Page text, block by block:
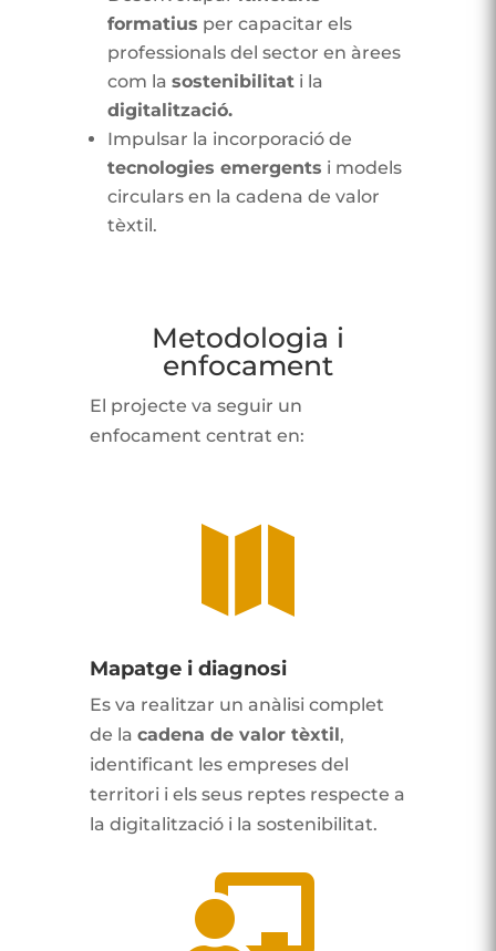
formatius per capacitar els
professionals del sector en àrees
com la sostenibilitati la
digitalització.
Impulsar la incorporació de
tecnologies emergents i models
circulars en la cadena de valor
tèxtil.
Metodologia i
enfocament
El projecte va seguir un
enfocament centrat en:

Mapatge i diagnosi
Es va realitzar un anàlisi complet
de la cadena de valor tèxtil,
identificant les empreses del
territori i els seus reptes respecte a
la digitalització i la sostenibilitat.
